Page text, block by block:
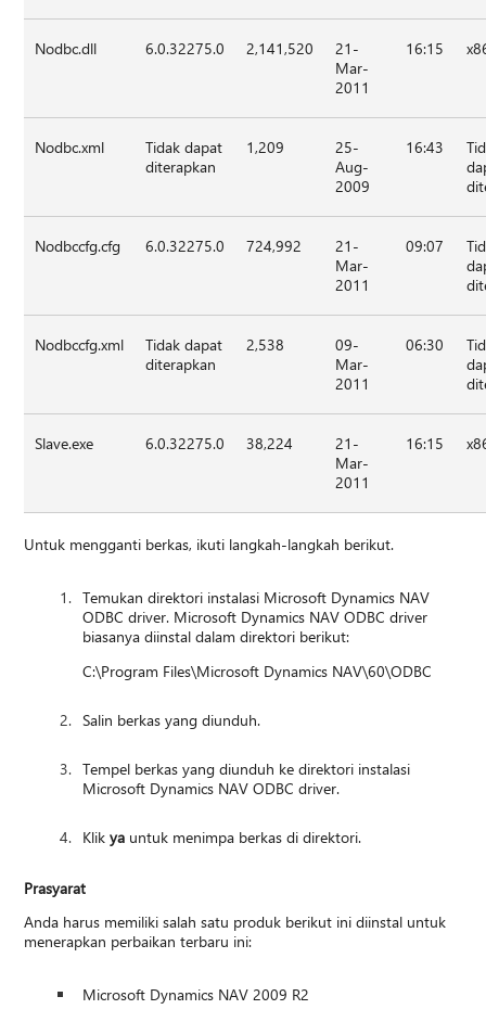
Nodbc.dll 6.0.32275.0 2,141,520
21-
Mar-
2011
16:15
Nodbc.xml
Tidak dapat
diterapkan
1,209
25-
Aug-
2009
16:43
Nodbccfg.cfg 6.0.32275.0 724,992
21-
Mar-
2011
09:07
Nodbccfg.xml
Tidak dapat
diterapkan
2,538
09-
Mar-
2011
06:30
Slave.exe 6.0.32275.0 38,224
21-
Mar-
2011
16:15
Untuk mengganti berkas, ikuti langkah-langkah berikut.
Temukan direktori instalasi Microsoft Dynamics NAV
ODBC driver. Microsoft Dynamics NAV ODBC driver
biasanya diinstal dalam direktori berikut:
C:\Program Files\Microsoft Dynamics NAV\60\ODBC
Salin berkas yang diunduh.
Tempel berkas yang diunduh ke direktori instalasi
Microsoft Dynamics NAV ODBC driver.
Klikya untuk menimpa berkas di direktori.
Prasyarat
Anda harus memiliki salah satu produk berikut ini diinstal untuk
menerapkan perbaikan terbaru ini:
Microsoft Dynamics NAV 2009 R2